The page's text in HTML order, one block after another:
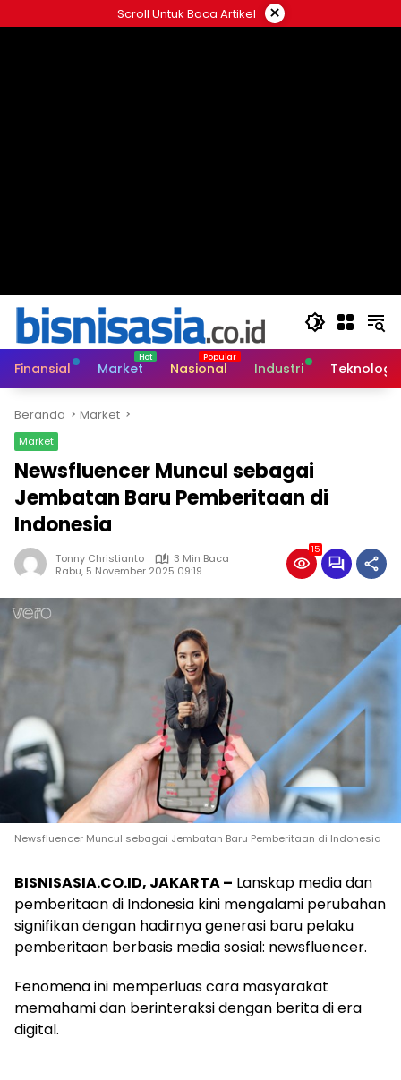
ke
Scroll Untuk Baca Artikel ×
Finansial Market Nasional Industri Teknologi
Beranda Market
Market
Newsfluencer Muncul sebagai
Jembatan Baru Pemberitaan di
Indonesia
Tonny Christianto
3 Min Baca
Rabu, 5 November 2025 09:19
15
Newsfluencer Muncul sebagai Jembatan Baru Pemberitaan di Indonesia
BISNISASIA.CO.ID, JAKARTA – Lanskap media dan
pemberitaan di Indonesia kini mengalami perubahan
signifikan dengan hadirnya generasi baru pelaku
pemberitaan berbasis media sosial: newsfluencer.
Fenomena ini memperluas cara masyarakat
memahami dan berinteraksi dengan berita di era
digital.